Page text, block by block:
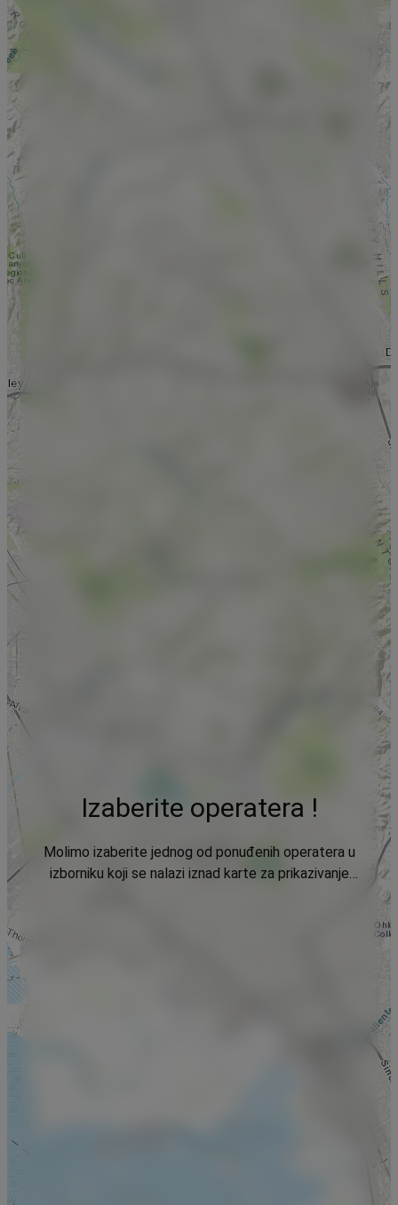
Izaberite operatera !
Molimo izaberite jednog od ponuđenih operatera u
izborniku koji se nalazi iznad karte za prikazivanje